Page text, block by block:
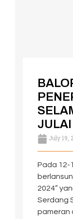
JULAI
July 19,
Pada 12-
2024”
Serdang
pameran